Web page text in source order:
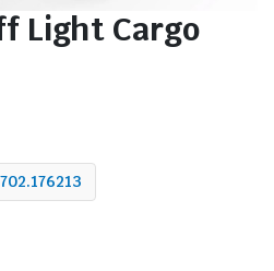
Light Cargo
702.176213